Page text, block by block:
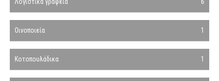
Οινοποιεία 1
Κοτοπουλάδικα 1